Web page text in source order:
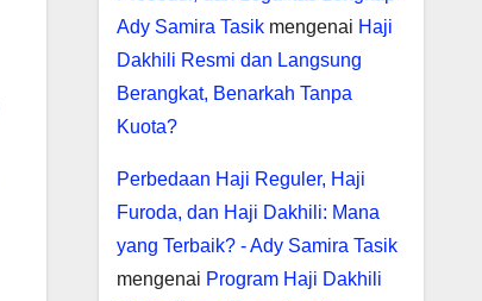
Ady Samira Tasikmengenai Haji
Dakhili Resmi dan Langsung
Berangkat, Benarkah Tanpa
Kuota?
Perbedaan Haji Reguler, Haji
Furoda, dan Haji Dakhili: Mana
yang Terbaik? - Ady Samira Tasik
mengenai Program Haji Dakhili